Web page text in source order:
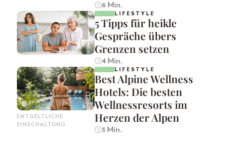
6 Min.
LIFESTYLE
5 Tipps für heikle
Gespräche übers
Grenzen setzen
4 Min.
ENTGELTLICHE
EINSCHALTUNG
LIFESTYLE
Best Alpine Wellness
Hotels: Die besten
Wellnessresorts im
Herzen der Alpen
3 Min.